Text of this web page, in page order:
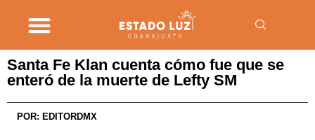
Santa Fe Klan cuenta cómo fue que se
enteró de la muerte de Lefty SM
POR: EDITORDMX